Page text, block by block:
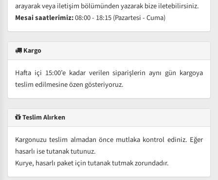
arayarak veya iletişim bölümünden yazarak bize iletebilirsiniz.
Mesai saatlerimiz:08:00 - 18:15 (Pazartesi - Cuma)
Kargo
Hafta içi 15:00’e kadar verilen siparişlerin aynı gün kargoya
teslim edilmesine özen gösteriyoruz.
Teslim Alırken
Kargonuzu teslim almadan önce mutlaka kontrol ediniz. Eğer
hasarlı ise tutanak tutunuz.
Kurye, hasarlı paket için tutanak tutmak zorundadır.